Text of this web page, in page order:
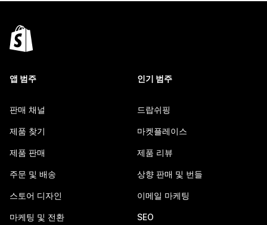
앱 범주
판매 채널
제품 찾기
제품 판매
주문 및 배송
스토어 디자인
마케팅 및 전환
인기 범주
드랍쉬핑
마켓플레이스
제품 리뷰
상향 판매 및 번들
이메일 마케팅
SEO